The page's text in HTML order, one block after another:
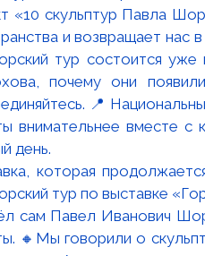
которая
тур по выставке
сам Павел Иванович
🔸Мы говорили о